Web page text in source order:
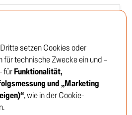
setzen Cookies oder
für technische Zwecke ein und –
fürFunktionalität,
und „Marketing
, wie in der Cookie-